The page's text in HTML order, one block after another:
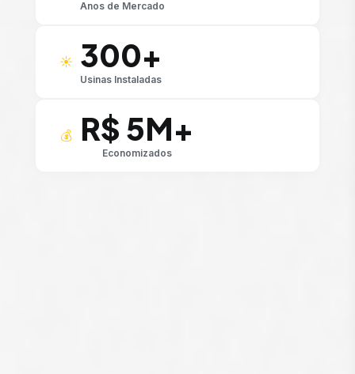
Anos de Mercado
☀️ 300+
Usinas Instaladas
💰 R$ 5M+
Economizados